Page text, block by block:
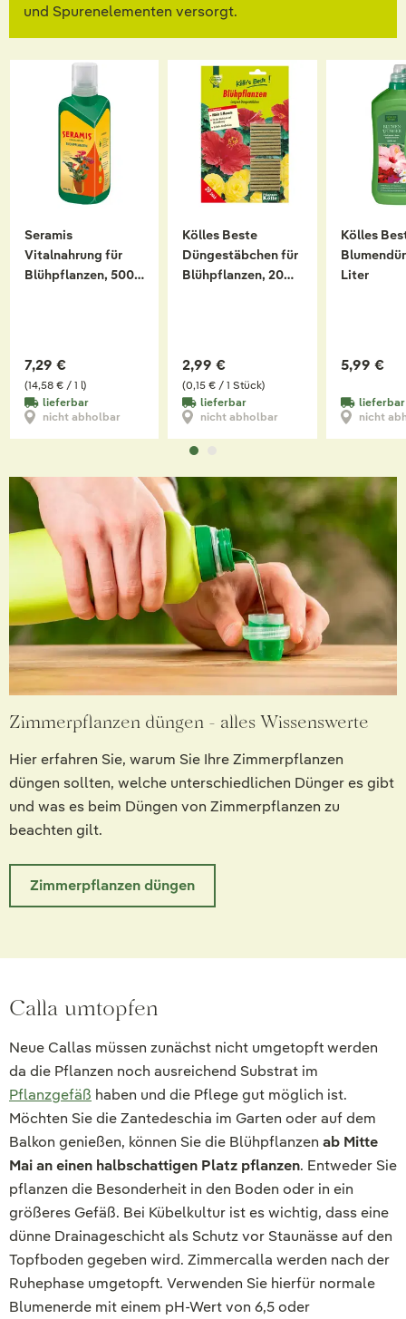
und Spurenelementen versorgt.
Seramis
Vitalnahrung für
Blühpflanzen, 500
(14,58 € / 1 l)
7,29 €
lieferbar
nicht abholbar
Kölles Beste
Düngestäbchen für
Blühpflanzen, 20
(0,15 € / 1 Stück)
2,99 €
lieferbar
nicht abholbar
Kölles
Liter
5,99 €
lieferbar
nicht
Zimmerpflanzen düngen - alles Wissenswerte
Hier erfahren Sie, warum Sie Ihre Zimmerpflanzen
düngen sollten, welche unterschiedlichen Dünger es gibt
und was es beim Düngen von Zimmerpflanzen zu
beachten gilt.
Zimmerpflanzen düngen
Calla umtopfen
Neue Callas müssen zunächst nicht umgetopft werden
da die Pflanzen noch ausreichend Substrat im
Pflanzgefäß haben und die Pflege gut möglich ist.
Möchten Sie die Zantedeschia im Garten oder auf dem
Balkon genießen, können Sie die Blühpflanzen ab Mitte
Mai an einen halbschattigen Platz pflanzen. Entweder Sie
pflanzen die Besonderheit in den Boden oder in ein
größeres Gefäß. Bei Kübelkultur ist es wichtig, dass eine
dünne Drainageschicht als Schutz vor Staunässe auf den
Topfboden gegeben wird. Zimmercalla werden nach der
Ruhephase umgetopft. Verwenden Sie hierfür normale
Blumenerde mit einem pH-Wert von 6,5 oder